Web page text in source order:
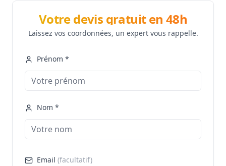
Votre devis gratuit en 48h
Laissez vos coordonnées, un expert vous rappelle.
Prénom *
Nom *
Email (facultatif)